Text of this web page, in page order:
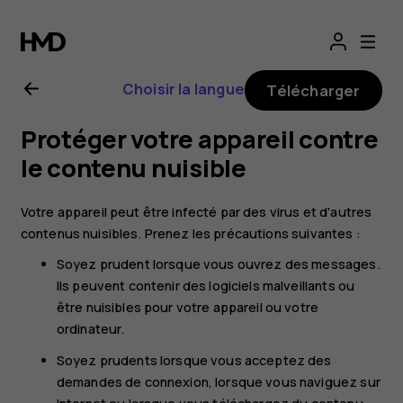
Guide
de
l'utilisateur
Nokia
G22
Choisir la langue Télécharger
Protéger votre appareil contre
le contenu nuisible
Votre appareil peut être infecté par des virus et d'autres
contenus nuisibles. Prenez les précautions suivantes :
Soyez prudent lorsque vous ouvrez des messages.
Ils peuvent contenir des logiciels malveillants ou
être nuisibles pour votre appareil ou votre
ordinateur.
Soyez prudents lorsque vous acceptez des
demandes de connexion, lorsque vous naviguez sur